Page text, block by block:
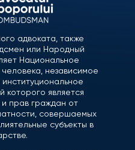
адвоката, также
или Народный
Национальное
независимое
которого является
прав граждан от
совершаемых
субъекты в